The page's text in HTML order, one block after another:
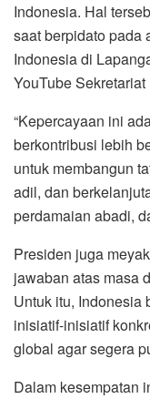
Indonesia. Hal
saat berpidato pada
Indonesia di
YouTube
“Kepercayaan ini
berkontribusi lebih
untuk membangun
adil, dan
perdamaian abadi,
Presiden juga
jawaban atas masa
Untuk itu, Indonesia
inisiatif-inisiatif
global agar segera
Dalam kesempatan